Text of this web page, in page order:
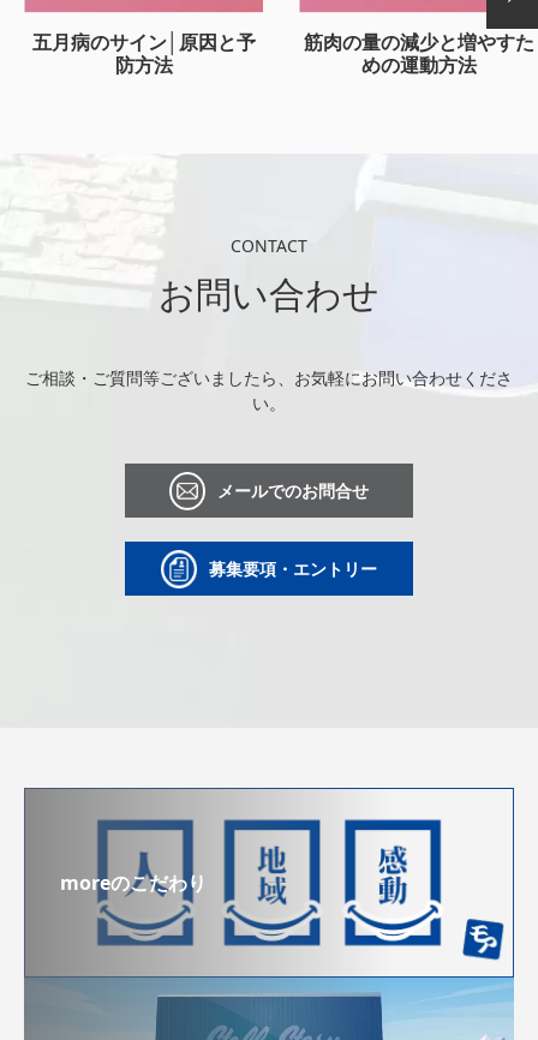
五月病のサイン│原因と予
防方法
筋肉の量の減少と増やすた
めの運動方法
CONTACT
お問い合わせ
ご相談・ご質問等ございましたら、お気軽にお問い合わせくださ
い。
メールでのお問合せ
募集要項・エントリー
moreのこだわり